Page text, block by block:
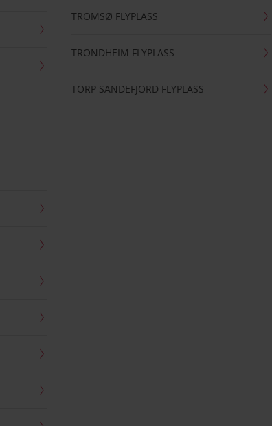
TROMSØ FLYPLASS
TRONDHEIM FLYPLASS
TORP SANDEFJORD FLYPLASS